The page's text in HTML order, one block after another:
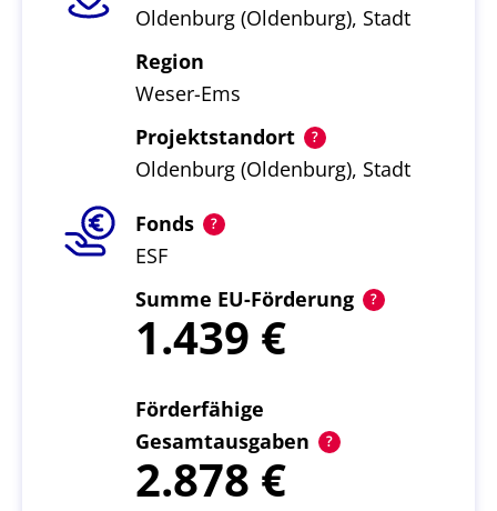
Oldenburg (Oldenburg), Stadt
Region
Weser-Ems
Projektstandort
Oldenburg (Oldenburg), Stadt
Fonds
ESF
Summe EU-Förderung
1.439
Förderfähige
Gesamtausgaben
2.878